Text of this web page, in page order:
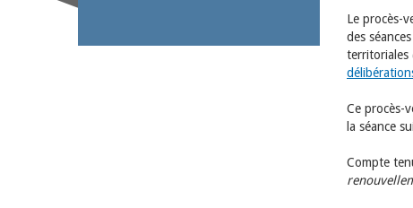
Le procès-
des
territoriales
Ce procès-
la séance
Compte